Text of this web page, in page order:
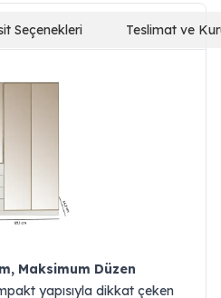
Seçenekleri Teslimat ve
Maksimum Düzen
yapısıyla dikkat çeken